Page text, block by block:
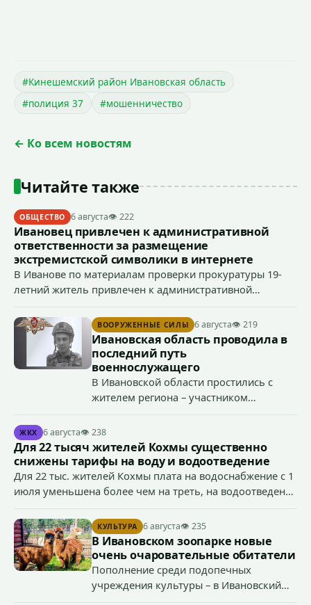
#Кинешемский район Ивановская область
#полиция 37
#мошенничество
← Ко всем новостям
Читайте также
ОБЩЕСТВО 6 августа👁 222
Ивановец привлечен к административной
ответственности за размещение
экстремистской символики в интернете
В Иванове по материалам проверки прокуратуры 19-
летний житель привлечен к административной
демонстрирование символики экстремистской
организации, если эти действия не содержат признаков
уголовно наказуемого деяния) за размещение
экстремистской символики в сети Интернет.
ВООРУЖЕННЫЕ СИЛЫ 6 августа👁 219
Ивановская область проводила в
последний путь
военнослужащего
В Ивановской области простились с
жителем региона – участником
Антоном Тумановым.
ЖКХ 6 августа👁 238
Для 22 тысяч жителей Кохмы существенно
снижены тарифы на воду и водоотведение
Для 22 тыс. жителей Кохмы плата на водоснабжение с 1
июля уменьшена более чем на треть, на водоотведение
началу работы в городе областного предприятия
«Водоканал.
КУЛЬТУРА 6 августа👁 235
В Ивановском зоопарке новые
очень очаровательные обитатели
Пополнение среди подопечных
учреждения культуры – в Ивановский